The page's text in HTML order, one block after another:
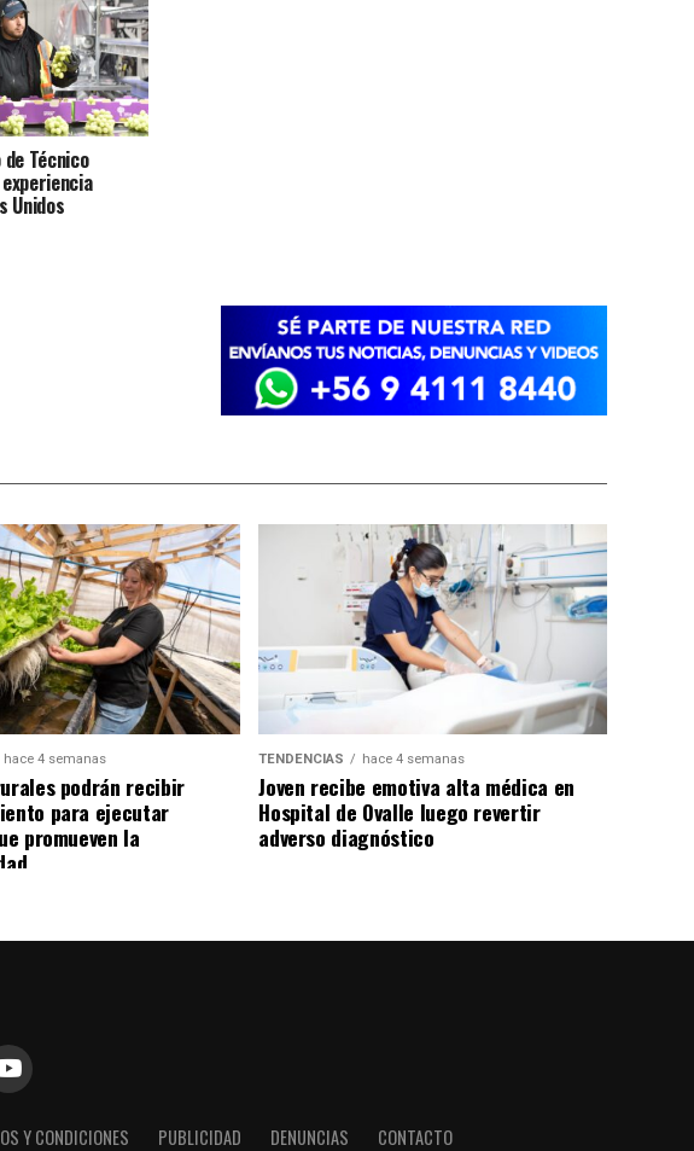
Técnico
Unidos
hace 4 semanas
podrán recibir
para ejecutar
promueven la
TENDENCIAS hace 4 semanas
Joven recibe emotiva alta médica en
Hospital de Ovalle luego revertir
adverso diagnóstico
Y CONDICIONES PUBLICIDAD DENUNCIAS CONTACTO